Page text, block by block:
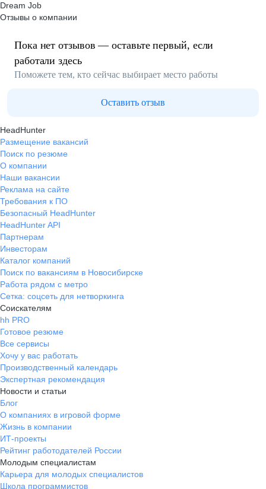
Dream Job
Отзывы о компании
Пока нет отзывов — оставьте первый, если
работали здесь
Поможете тем, кто сейчас выбирает место работы
Оставить отзыв
HeadHunter
Размещение вакансий
Поиск по резюме
О компании
Наши вакансии
Реклама на сайте
Требования к ПО
Безопасный HeadHunter
HeadHunter API
Партнерам
Инвесторам
Каталог компаний
Поиск по вакансиям в Новосибирске
Работа рядом с метро
Сетка: соцсеть для нетворкинга
Соискателям
hh PRO
Готовое резюме
Все сервисы
Хочу у вас работать
Производственный календарь
Экспертная рекомендация
Новости и статьи
Блог
О компаниях в игровой форме
Жизнь в компании
ИТ-проекты
Рейтинг работодателей России
Молодым специалистам
Карьера для молодых специалистов
Школа программистов